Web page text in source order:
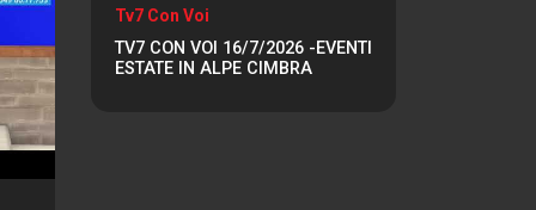
Tv7 Con Voi
TV7 CON VOI 16/7/2026 -EVENTI
ESTATE IN ALPE CIMBRA